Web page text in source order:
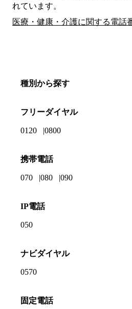
れています。
医療・健康・介護に関する電話
種別から探す
フリーダイヤル
0120 0800
携帯電話
070 080 090
IP電話
050
ナビダイヤル
0570
固定電話